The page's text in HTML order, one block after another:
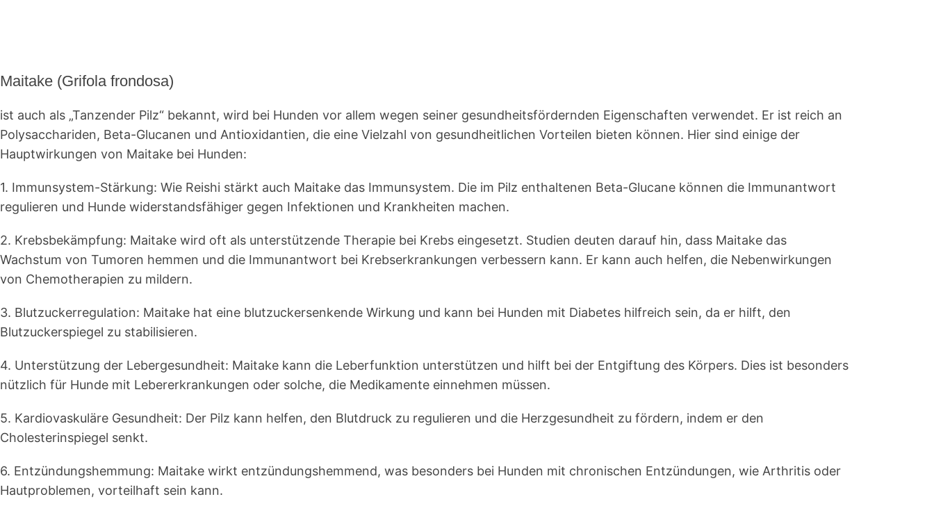
Maitake (Grifola frondosa)
ist auch als „Tanzender Pilz“ bekannt, wird bei Hunden vor allem wegen seiner gesundheitsfördernden Eigenschaften verwendet. Er ist reich an
Polysacchariden, Beta-Glucanen und Antioxidantien, die eine Vielzahl von gesundheitlichen Vorteilen bieten können. Hier sind einige der
Hauptwirkungen von Maitake bei Hunden:
1. Immunsystem-Stärkung: Wie Reishi stärkt auch Maitake das Immunsystem. Die im Pilz enthaltenen Beta-Glucane können die Immunantwort
regulieren und Hunde widerstandsfähiger gegen Infektionen und Krankheiten machen.
2. Krebsbekämpfung: Maitake wird oft als unterstützende Therapie bei Krebs eingesetzt. Studien deuten darauf hin, dass Maitake das
Wachstum von Tumoren hemmen und die Immunantwort bei Krebserkrankungen verbessern kann. Er kann auch helfen, die Nebenwirkungen
von Chemotherapien zu mildern.
3. Blutzuckerregulation: Maitake hat eine blutzuckersenkende Wirkung und kann bei Hunden mit Diabetes hilfreich sein, da er hilft, den
Blutzuckerspiegel zu stabilisieren.
4. Unterstützung der Lebergesundheit: Maitake kann die Leberfunktion unterstützen und hilft bei der Entgiftung des Körpers. Dies ist besonders
nützlich für Hunde mit Lebererkrankungen oder solche, die Medikamente einnehmen müssen.
5. Kardiovaskuläre Gesundheit: Der Pilz kann helfen, den Blutdruck zu regulieren und die Herzgesundheit zu fördern, indem er den
Cholesterinspiegel senkt.
6. Entzündungshemmung: Maitake wirkt entzündungshemmend, was besonders bei Hunden mit chronischen Entzündungen, wie Arthritis oder
Hautproblemen, vorteilhaft sein kann.